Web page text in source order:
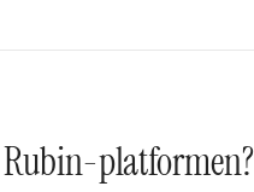
Rubin-platformen?